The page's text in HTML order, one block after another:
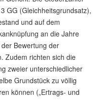
GG (Gleichheitsgrundsatz),
und auf dem
an die Jahre
Bewertung der
Zudem richten sich die
zweier unterschiedlicher
Grundstück zu völlig
können („Ertrags- und